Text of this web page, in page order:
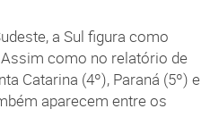
a Sul figura como
como no relatório de
Catarina (4º), Paraná (5º) e
aparecem entre os